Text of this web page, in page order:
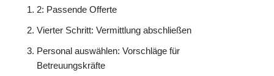
2: Passende Offerte
Vierter Schritt: Vermittlung abschließen
Personal auswählen: Vorschläge für
Betreuungskräfte